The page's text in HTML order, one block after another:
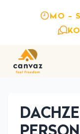
MO -